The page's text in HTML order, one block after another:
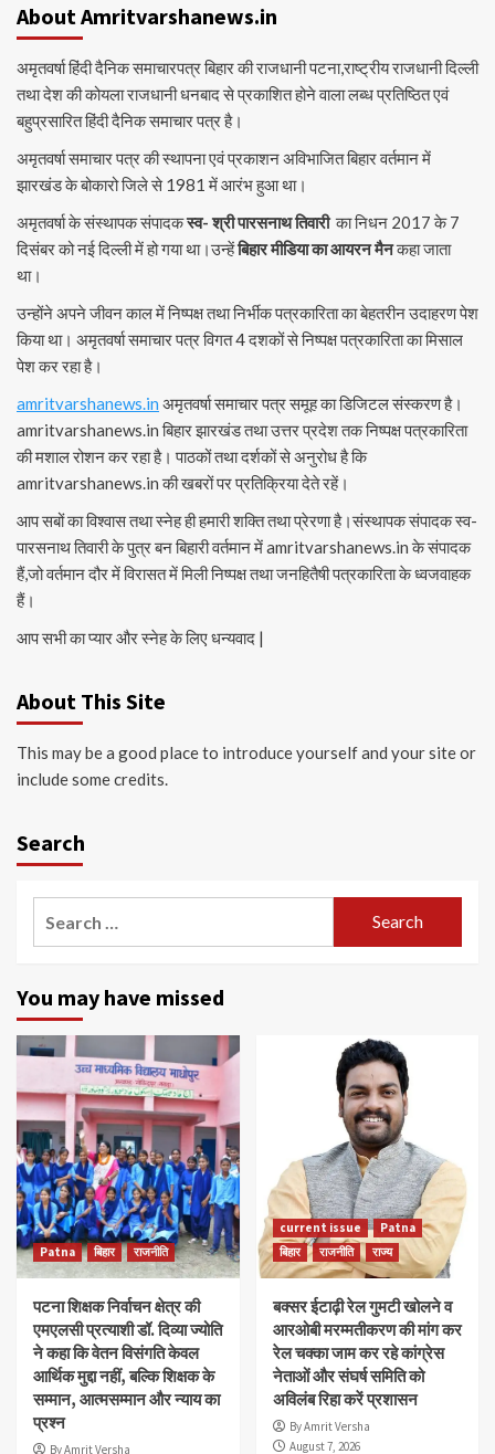
About Amritvarshanews.in
अमृतवर्षा हिंदी दैनिक समाचारपत्र बिहार की राजधानी पटना,राष्ट्रीय राजधानी दिल्ली
तथा देश की कोयला राजधानी धनबाद से प्रकाशित होने वाला लब्ध प्रतिष्ठित एवं
बहुप्रसारित हिंदी दैनिक समाचार पत्र है।
अमृतवर्षा समाचार पत्र की स्थापना एवं प्रकाशन अविभाजित बिहार वर्तमान में
झारखंड के बोकारो जिले से 1981 में आरंभ हुआ था।
अमृतवर्षा के संस्थापक संपादकस्व- श्री पारसनाथ तिवारीका निधन 2017 के 7
दिसंबर को नई दिल्ली में हो गया था।उन्हेंबिहार मीडिया का आयरन मैनकहा जाता
था।
उन्होंने अपने जीवन काल में निष्पक्ष तथा निर्भीक पत्रकारिता का बेहतरीन उदाहरण पेश
किया था। अमृतवर्षा समाचार पत्र विगत 4 दशकों से निष्पक्ष पत्रकारिता का मिसाल
पेश कर रहा है।
amritvarshanews.in अमृतवर्षा समाचार पत्र समूह का डिजिटल संस्करण है।
amritvarshanews.in बिहार झारखंड तथा उत्तर प्रदेश तक निष्पक्ष पत्रकारिता
की मशाल रोशन कर रहा है। पाठकों तथा दर्शकों से अनुरोध है कि
amritvarshanews.in की खबरों पर प्रतिक्रिया देते रहें।
आप सबों का विश्वास तथा स्नेह ही हमारी शक्ति तथा प्रेरणा है।संस्थापक संपादक स्व-
पारसनाथ तिवारी के पुत्र बन बिहारी वर्तमान में amritvarshanews.in के संपादक
हैं,जो वर्तमान दौर में विरासत में मिली निष्पक्ष तथा जनहितैषी पत्रकारिता के ध्वजवाहक
हैं।
आप सभी का प्यार और स्नेह के लिए धन्यवाद |
About This Site
This may be a good place to introduce yourself and your site or
include some credits.
Search
You may have missed
Patna बिहार राजनीति
पटना शिक्षक निर्वाचन क्षेत्र की
एमएलसी प्रत्याशी डॉ. दिव्या ज्योति
ने कहा कि वेतन विसंगति केवल
आर्थिक मुद्दा नहीं, बल्कि शिक्षक के
सम्मान, आत्मसम्मान और न्याय का
प्रश्न
By Amrit Versha
current issue
Patna
बिहार
राजनीति राज्य
बक्सर ईटाढ़ी रेल गुमटी खोलने व
आरओबी मरम्मतीकरण की मांग कर
रेल चक्का जाम कर रहे कांग्रेस
नेताओं और संघर्ष समिति को
अविलंब रिहा करें प्रशासन
By Amrit Versha
August 7, 2026